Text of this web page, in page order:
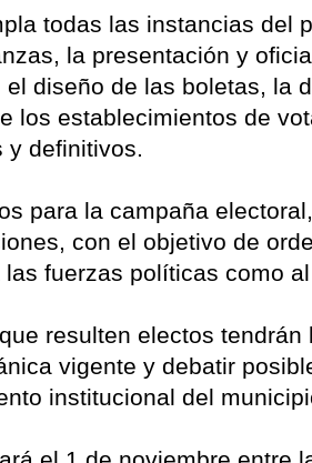
todas las instancias del
la presentación y
diseño de las boletas, la
los establecimientos de
y definitivos.
para la campaña
con el objetivo de
fuerzas políticas como
resulten electos
vigente y debatir
institucional del